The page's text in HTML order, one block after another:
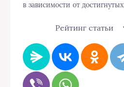
в зависимости от достигнутых
Рейтинг статьи